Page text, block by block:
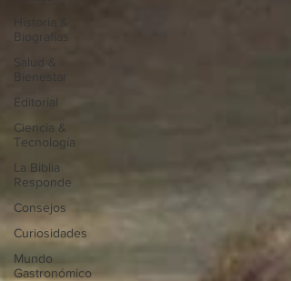
Biografías
Salud &
Editorial
Ciencia &
Tecnología
La Biblia
Responde
Consejos
Curiosidades
Mundo
Gastronómico